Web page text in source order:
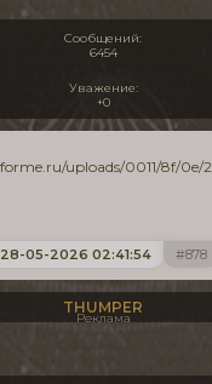
Сообщений:
6454
Уважение:
+0
878
28-05-2026 02:41:54
THUMPER
Реклама